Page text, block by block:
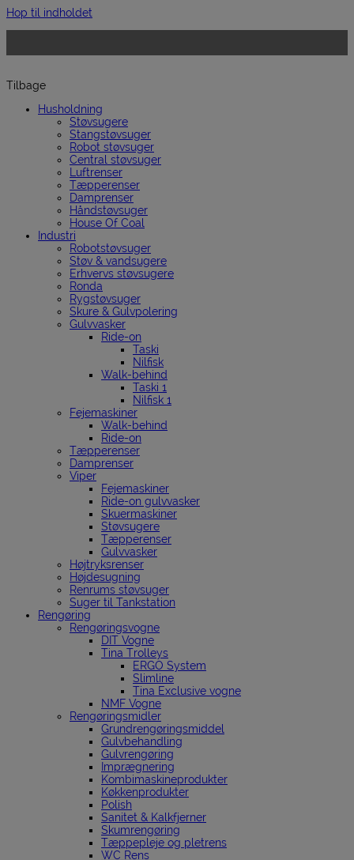
Hop til indholdet
Tilbage
Husholdning
Støvsugere
Stangstøvsuger
Robot støvsuger
Central støvsuger
Luftrenser
Tæpperenser
Damprenser
Håndstøvsuger
House Of Coal
Industri
Robotstøvsuger
Støv & vandsugere
Erhvervs støvsugere
Ronda
Rygstøvsuger
Skure & Gulvpolering
Gulvvasker
Ride-on
Taski
Nilfisk
Walk-behind
Taski 1
Nilfisk 1
Fejemaskiner
Walk-behind
Ride-on
Tæpperenser
Damprenser
Viper
Fejemaskiner
Ride-on gulvvasker
Skuermaskiner
Støvsugere
Tæpperenser
Gulvvasker
Højtryksrenser
Højdesugning
Renrums støvsuger
Suger til Tankstation
Rengøring
Rengøringsvogne
DIT Vogne
Tina Trolleys
ERGO System
Slimline
Tina Exclusive vogne
NMF Vogne
Rengøringsmidler
Grundrengøringsmiddel
Gulvbehandling
Gulvrengøring
Imprægnering
Kombimaskineprodukter
Køkkenprodukter
Polish
Sanitet & Kalkfjerner
Skumrengøring
Tæppepleje og pletrens
WC Rens